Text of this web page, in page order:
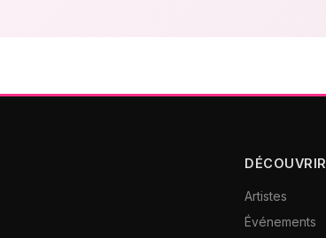
DÉCOUVRIR
Artistes
Événements